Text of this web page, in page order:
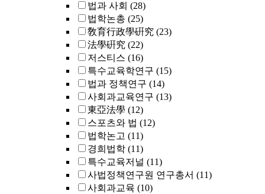
법과 사회 (28)
법학논총 (25)
敎育行政學硏究 (23)
法學硏究 (22)
저스티스 (16)
특수교육학연구 (15)
법과 정책연구 (14)
사회과교육연구 (13)
東亞法學 (12)
스포츠와 법 (12)
법학논고 (11)
경희법학 (11)
특수교육저널 (11)
사법정책연구원 연구총서 (11)
사회과교육 (10)